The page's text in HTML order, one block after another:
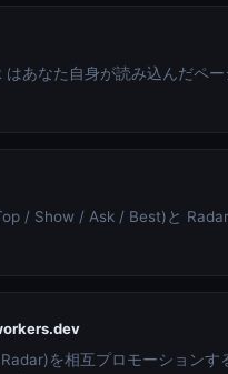
あなた自身が読み込んだペ
/ Show / Ask / Best)と
を相互プロモーションす